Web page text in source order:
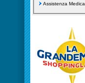
Assistenza Medica